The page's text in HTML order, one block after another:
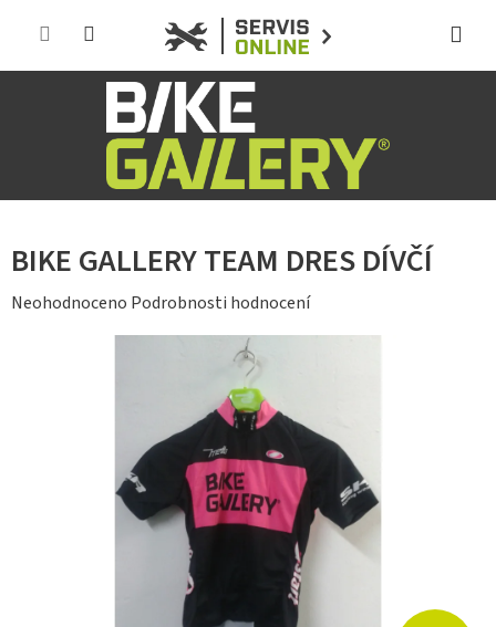
BIKE GALLERY TEAM DRES DÍVČÍ
Průměrné
Neohodnoceno Podrobnosti hodnocení